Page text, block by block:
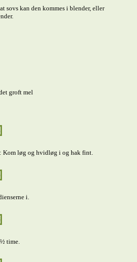
sovs kan den kommes i blender, eller
groft mel
Kom løg og hvidløg i og hak fint.
i.
time.